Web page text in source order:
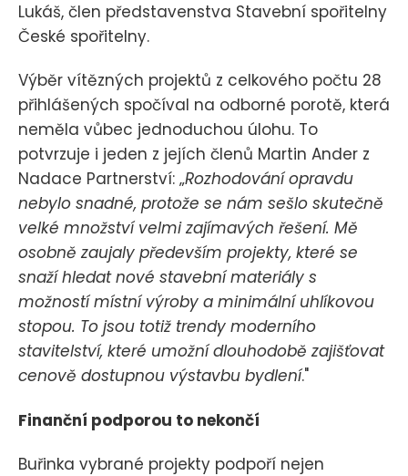
Lukáš, člen představenstva Stavební spořitelny
České spořitelny.
Výběr vítězných projektů z celkového počtu 28
přihlášených spočíval na odborné porotě, která
neměla vůbec jednoduchou úlohu. To
potvrzuje i jeden z jejích členů Martin Ander z
Nadace Partnerství: „Rozhodování opravdu
nebylo snadné, protože se nám sešlo skutečně
velké množství velmi zajímavých řešení. Mě
osobně zaujaly především projekty, které se
snaží hledat nové stavební materiály s
možností místní výroby a minimální uhlíkovou
stopou. To jsou totiž trendy moderního
stavitelství, které umožní dlouhodobě zajišťovat
cenově dostupnou výstavbu bydlení."
Finanční podporou to nekončí
Buřinka vybrané projekty podpoří nejen